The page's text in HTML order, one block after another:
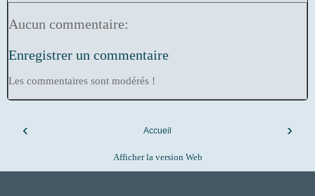
Aucun commentaire:
Enregistrer un commentaire
Les commentaires sont modérés !
‹ ›
Accueil
Afficher la version Web